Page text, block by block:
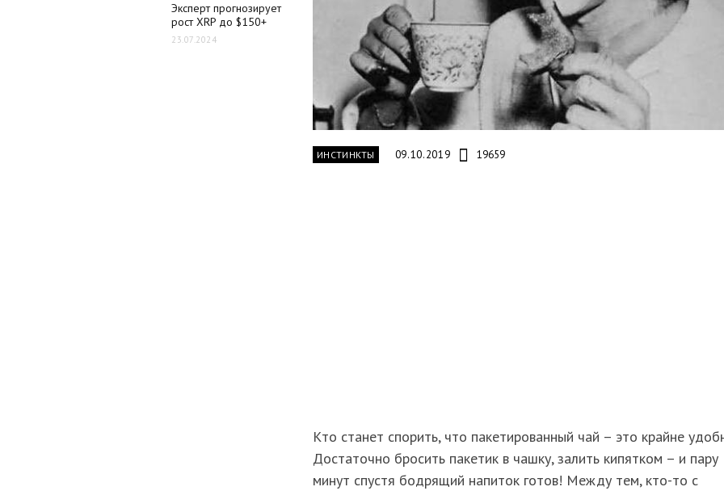
Эксперт прогнозирует
рост XRP до $150+
23.07.2024
ИНСТИНКТЫ 09.10.2019 19659
Кто станет спорить, что пакетированный чай – это крайне
Достаточно бросить пакетик в чашку, залить кипятком – и пару
минут спустя бодрящий напиток готов! Между тем, кто-то с